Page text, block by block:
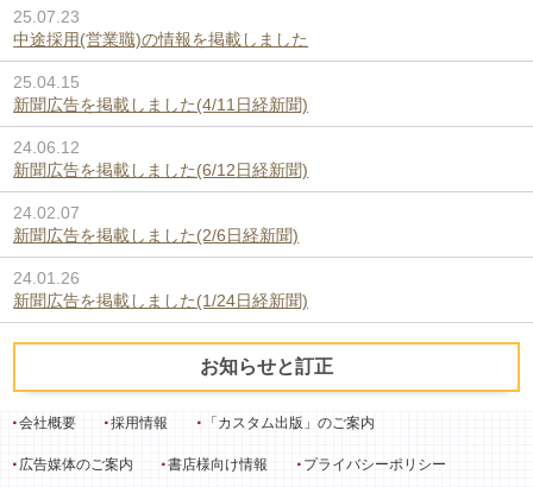
25.07.23
中途採用(営業職)の情報を掲載しました
25.04.15
新聞広告を掲載しました(4/11日経新聞)
24.06.12
新聞広告を掲載しました(6/12日経新聞)
24.02.07
新聞広告を掲載しました(2/6日経新聞)
24.01.26
新聞広告を掲載しました(1/24日経新聞)
お知らせと訂正
会社概要 採用情報 「カスタム出版」のご案内
広告媒体のご案内 書店様向け情報 プライバシーポリシー